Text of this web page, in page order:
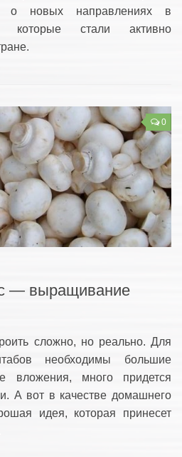
о новых направлениях в
которые стали активно
0
— выращивание
сложно, но реально. Для
необходимы большие
вложения, много придется
А вот в качестве домашнего
идея, которая принесет